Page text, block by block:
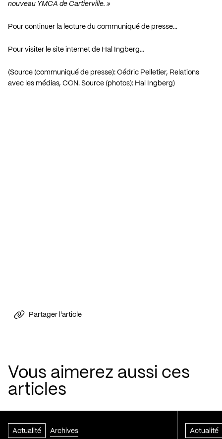
nouveau YMCA de Cartierville. »
Pour continuer la lecture du communiqué de presse…
Pour visiter le site internet de Hal Ingberg…
(Source (communiqué de presse): Cédric Pelletier, Relations
avec les médias, CCN. Source (photos): Hal Ingberg)
Partager l'article
Vous aimerez aussi ces
articles
Actualité Archives Actualité